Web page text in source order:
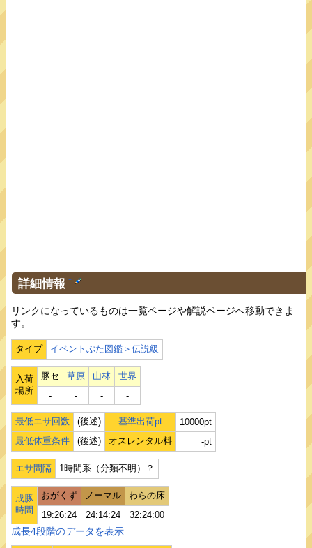
詳細情報 †
リンクになっているものは一覧ページや解説ページへ移動できま
す。
タイプ イベントぶた図鑑＞伝説級
入荷
場所
豚セ 草原 山林
世界
‐
‐ ‐ ‐
最低エサ回数 (後述) 基準出荷pt
10000pt
最低体重条件
(後述) オスレンタル料 -pt
エサ間隔 1時間系（分類不明）？
成豚
時間
おがくず ノーマル
わらの床
19:26:24
24:14:24 32:24:00
成長4段階のデータを表示